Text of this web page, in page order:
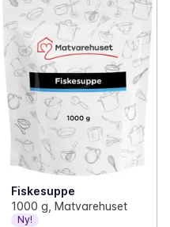
Fiskesuppe
1000 g, Matvarehuset
Ny!